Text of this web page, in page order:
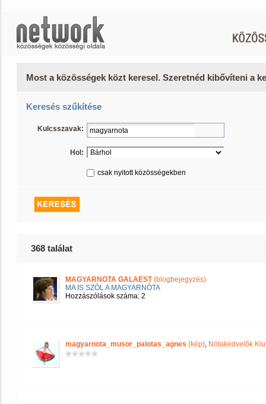
Most a közösségek közt keresel. Szeretnéd kibővíteni a
Keresés szűkítése
Kulcsszavak:
Hol:
csak nyitott közösségekben
368 találat
MAGYARNOTA GALAEST(blogbejegyzés)
MA IS SZÓL A MAGYARNÓTA
Hozzászólások száma: 2
magyarnota_musor_palotas_agnes (kép), Nótakedvelők